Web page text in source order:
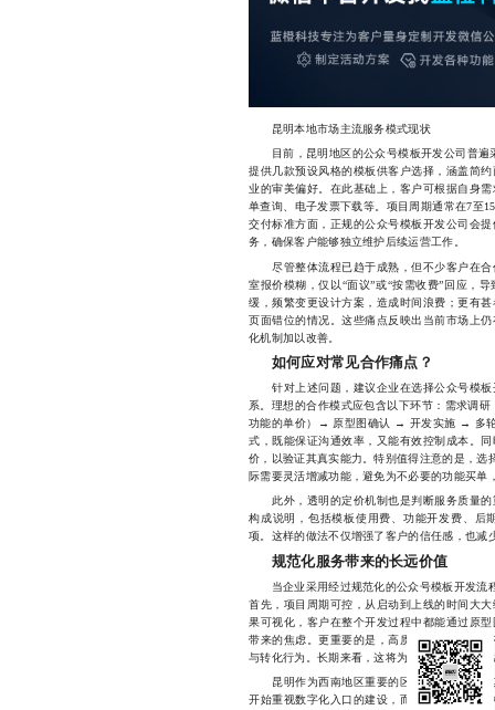
昆明本地市场主流服务模式现状
目前，昆明地区的公众号模板开发公司普遍
提供几款预设风格的模板供客户选择，涵盖简
业的审美偏好。在此基础上，客户可根据自身
单查询、电子发票下载等。项目周期通常在7至
交付标准方面，正规的公众号模板开发公司会
务，确保客户能够独立维护后续运营工作。
尽管整体流程已趋于成熟，但不少客户在合
室报价模糊，仅以“面议”或“按需收费”回应，
缓，频繁变更设计方案，造成时间浪费；更有
页面错位的情况。这些痛点反映出当前市场上
化机制加以改善。
如何应对常见合作痛点？
针对上述问题，建议企业在选择公众号模板
系。理想的合作模式应包含以下环节：需求调
功能的单价）→ 原型图确认 → 开发实施 → 多
式，既能保证沟通效率，又能有效控制成本。
价，以验证其真实能力。特别值得注意的是，选
际需要灵活增减功能，避免为不必要的功能买单
此外，透明的定价机制也是判断服务质量的
构成说明，包括模板使用费、功能开发费、后
项。这样的做法不仅增强了客户的信任感，也减
规范化服务带来的长远价值
当企业采用经过规范化的公众号模板开发流
首先，项目周期可控，从启动到上线的时间大
果可视化，客户在整个开发过程中都能通过原
带来的焦虑。更重要的是，高质量的模板设计
与转化行为。长期来看，这将为企业积累稳定
昆明作为西南地区重要的区域性中心城市，
开始重视数字化入口的建设，而专业的公众号